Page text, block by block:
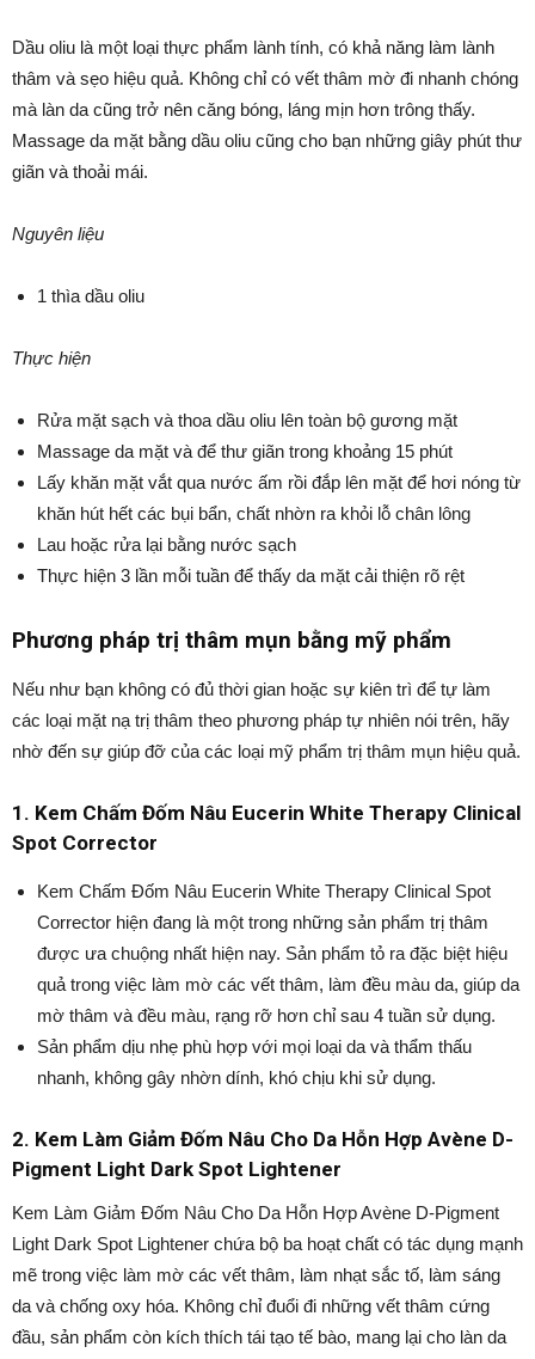
Dầu oliu là một loại thực phẩm lành tính, có khả năng làm lành
thâm và sẹo hiệu quả. Không chỉ có vết thâm mờ đi nhanh chóng
mà làn da cũng trở nên căng bóng, láng mịn hơn trông thấy.
Massage da mặt bằng dầu oliu cũng cho bạn những giây phút thư
giãn và thoải mái.
Nguyên liệu
1 thìa dầu oliu
Thực hiện
Rửa mặt sạch và thoa dầu oliu lên toàn bộ gương mặt
Massage da mặt và để thư giãn trong khoảng 15 phút
Lấy khăn mặt vắt qua nước ấm rồi đắp lên mặt để hơi nóng từ
khăn hút hết các bụi bẩn, chất nhờn ra khỏi lỗ chân lông
Lau hoặc rửa lại bằng nước sạch
Thực hiện 3 lần mỗi tuần để thấy da mặt cải thiện rõ rệt
Phương pháp trị thâm mụn bằng mỹ phẩm
Nếu như bạn không có đủ thời gian hoặc sự kiên trì để tự làm
các loại mặt nạ trị thâm theo phương pháp tự nhiên nói trên, hãy
nhờ đến sự giúp đỡ của các loại mỹ phẩm trị thâm mụn hiệu quả.
1. Kem Chấm Đốm Nâu Eucerin White Therapy Clinical
Spot Corrector
Kem Chấm Đốm Nâu Eucerin White Therapy Clinical Spot
Corrector hiện đang là một trong những sản phẩm trị thâm
được ưa chuộng nhất hiện nay. Sản phẩm tỏ ra đặc biệt hiệu
quả trong việc làm mờ các vết thâm, làm đều màu da, giúp da
mờ thâm và đều màu, rạng rỡ hơn chỉ sau 4 tuần sử dụng.
Sản phẩm dịu nhẹ phù hợp với mọi loại da và thẩm thấu
nhanh, không gây nhờn dính, khó chịu khi sử dụng.
2. Kem Làm Giảm Đốm Nâu Cho Da Hỗn Hợp Avène D-
Pigment Light Dark Spot Lightener
Kem Làm Giảm Đốm Nâu Cho Da Hỗn Hợp Avène D-Pigment
Light Dark Spot Lightener chứa bộ ba hoạt chất có tác dụng mạnh
mẽ trong việc làm mờ các vết thâm, làm nhạt sắc tố, làm sáng
da và chống oxy hóa. Không chỉ đuổi đi những vết thâm cứng
đầu, sản phẩm còn kích thích tái tạo tế bào, mang lại cho làn da